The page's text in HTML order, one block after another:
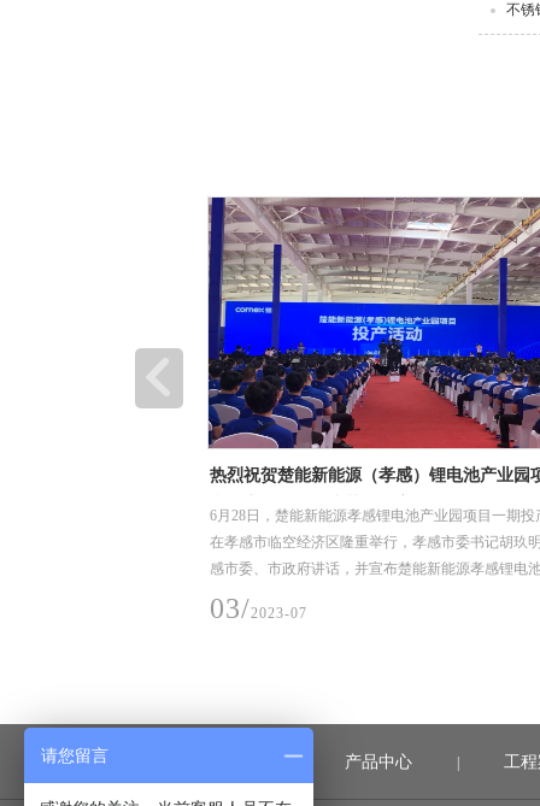
不锈
热烈祝贺楚能新能源（孝感）锂电池产业园
道系统产品
6月28日，楚能新能源孝感锂电池产业园项目一期投
在孝感市临空经济区隆重举行，孝感市委书记胡玖
感市委、市政府讲话，并宣布楚能新能源孝感锂电
03/2023-07
| 产品中心 | 工
请您留言